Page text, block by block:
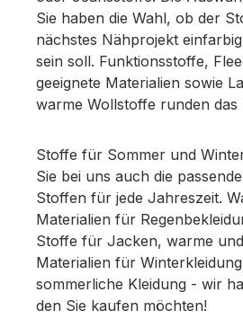
Sie haben die Wahl, ob der
nächstes Nähprojekt
sein soll. Funktionsstoffe,
geeignete Materialien sowie
warme Wollstoffe runden das
Stoffe für Sommer und
Sie bei uns auch die
Stoffen für jede Jahreszeit.
Materialien für
Stoffe für Jacken, warme
Materialien für
sommerliche Kleidung - wir
den Sie kaufen möchten!